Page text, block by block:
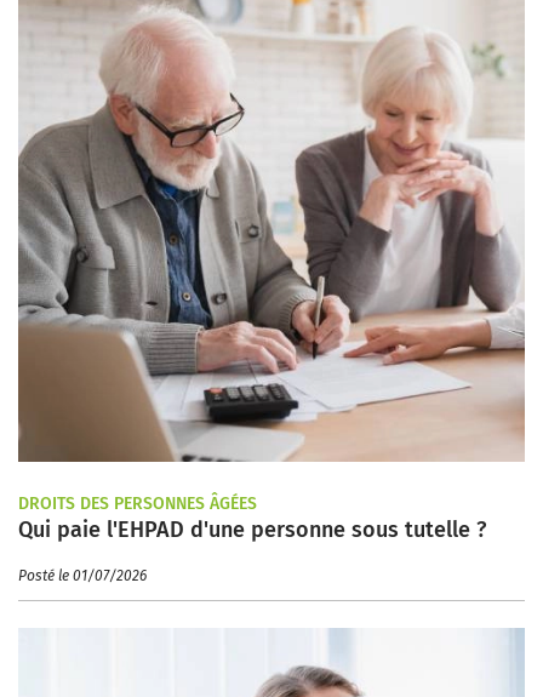
DROITS DES PERSONNES ÂGÉES
Qui paie l'EHPAD d'une personne sous tutelle ?
Posté le 01/07/2026